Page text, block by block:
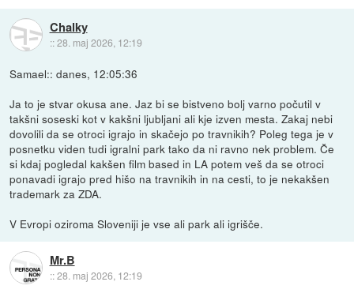
Chalky
::28. maj 2026, 12:19
Samael:: danes, 12:05:36
Ja to je stvar okusa ane. Jaz bi se bistveno bolj varno počutil v
takšni soseski kot v kakšni ljubljani ali kje izven mesta. Zakaj nebi
dovolili da se otroci igrajo in skačejo po travnikih? Poleg tega je v
posnetku viden tudi igralni park tako da ni ravno nek problem. Če
si kdaj pogledal kakšen film based in LA potem veš da se otroci
ponavadi igrajo pred hišo na travnikih in na cesti, to je nekakšen
trademark za ZDA.
V Evropi oziroma Sloveniji je vse ali park ali igrišče.
Mr.B
::28. maj 2026, 12:19